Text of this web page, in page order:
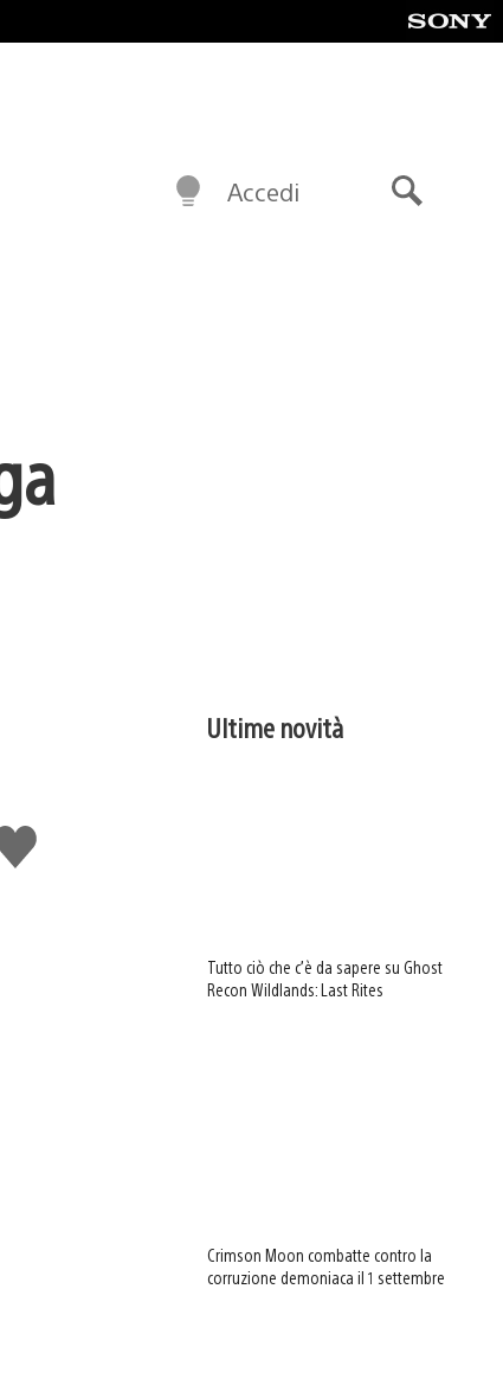
Accedi
Ultime novità
Tutto ciò che c’è da sapere su Ghost
Recon Wildlands: Last Rites
Crimson Moon combatte contro la
corruzione demoniaca il 1 settembre